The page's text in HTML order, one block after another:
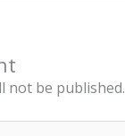
not be published.